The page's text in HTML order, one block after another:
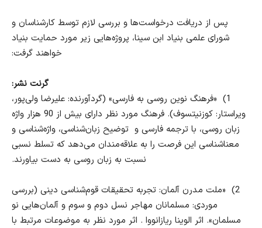
پس از دریافت درخواست‌ها و بررسی لازم توسط کارشناسان و
شورای علمی بنیاد ابن سینا، پروژه‌هایی زیر مورد حمایت بنیاد
خواهند گرفت:
گرنت نشر:
1)
«فرهنگ نوین روسی به فارسی» (گردآورنده: علیرضا ولی‌پور،
ویراستار: کوزنیتسوف). فرهنگ مورد نظر دارای بیش از 90 هزار واژه
زبان روسی، با ترجمه فارسی و توضیح زبان‌شناسی، واژه‌شناسی و
معناشناسی این فرصت را به علاقه‌مندان می‌دهد که تسلط نسبی
نسبت به زبان روسی به دست بیاورند.
2)
«ملت مدرن آلمان: تجربه تحقیقات قوم‌شناسی دینی (بررسی
موردی: مسلمانان مهاجر نسل دوم و سوم و آلمان‌هایی نو
مسلمان». اثر الوینا ریازانووا . اثر مورد نظر به موضوعات مرتبط با